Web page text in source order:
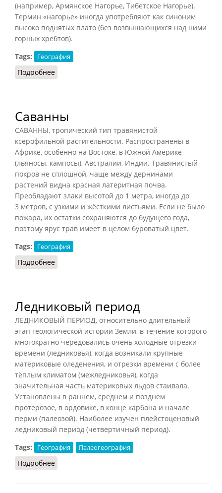
(например, Армянское Нагорье, Тибетское Нагорье).
Термин «нагорье» иногда употребляют как синоним
высоко поднятых плато (без возвышающихся над ними
горных хребтов).
Tags:
География
Подробнее
Саванны
САВАННЫ, тропический тип травянистой
ксерофильной растительности. Распространены в
Африке, особенно на Востоке, в Южной Америке
(льяносы, кампосы), Австралии, Индии. Травянистый
покров не сплошной, чаще между дернинами
растений видна красная латеритная почва.
Преобладают злаки высотой до 1 метра, иногда до
3 метров, с узкими и жёсткими листьями. Если не было
пожара, их остатки сохраняются до будущего года,
поэтому ярус трав имеет в целом буроватый цвет.
Tags:
География
Подробнее
Ледниковый период
ЛЕДНИКОВЫЙ ПЕРИОД, относительно длительный
этап геологической истории Земли, в течение которого
многократно чередовались очень холодные отрезки
времени (ледниковья), когда возникали крупные
материковые оледенения, и отрезки времени с более
тёплым климатом (межледниковья), когда
значительная часть материковых льдов стаивала.
Установлены в раннем, среднем и позднем
протерозое, в ордовике, в конце карбона и начале
перми (палеозой). Наиболее изучен плейстоценовый
ледниковый период (четвертичный период).
Tags:
География Палеогеография
Подробнее